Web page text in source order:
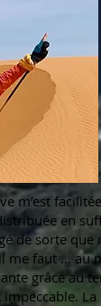
m’est
en
de sorte que
me faut … au
grâce au